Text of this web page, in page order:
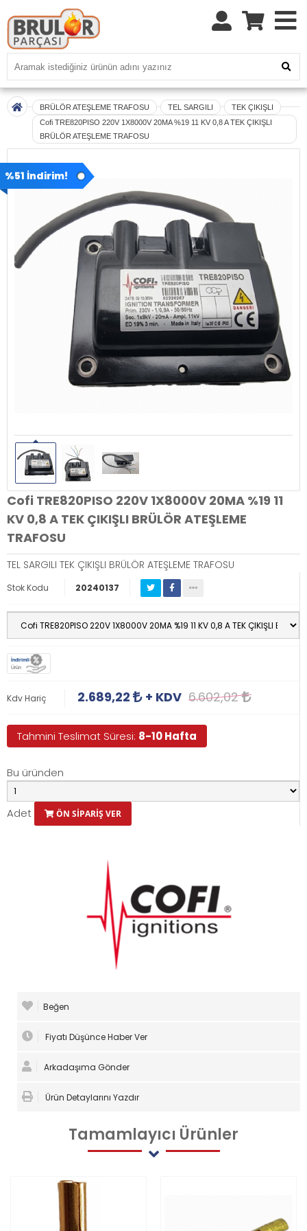
BRÜLÖR ATEŞLEME TRAFOSU TEL SARGILI
TEK ÇIKIŞLI
Cofi TRE820PISO 220V 1X8000V 20MA %19 11 KV 0,8 A TEK ÇIKIŞLI
BRÜLÖR ATEŞLEME TRAFOSU
%51 İndirim!
Cofi TRE820PISO 220V 1X8000V 20MA %19 11
KV 0,8 A TEK ÇIKIŞLI BRÜLÖR ATEŞLEME
TRAFOSU
TEL SARGILI TEK ÇIKIŞLI BRÜLÖR ATEŞLEME TRAFOSU
Stok Kodu 20240137
İndirimli
Ürün
Kdv Hariç 2.689,22 + KDV 6.602,02
Tahmini Teslimat Süresi: 8-10 Hafta
Bu üründen
Adet ÖN SİPARİŞ VER
Beğen
Fiyatı Düşünce Haber Ver
Arkadaşıma Gönder
Ürün Detaylarını Yazdır
Tamamlayıcı Ürünler